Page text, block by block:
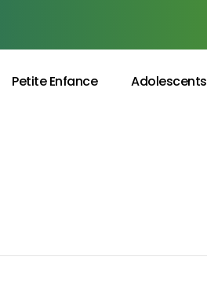
Petite Enfance Adolescents